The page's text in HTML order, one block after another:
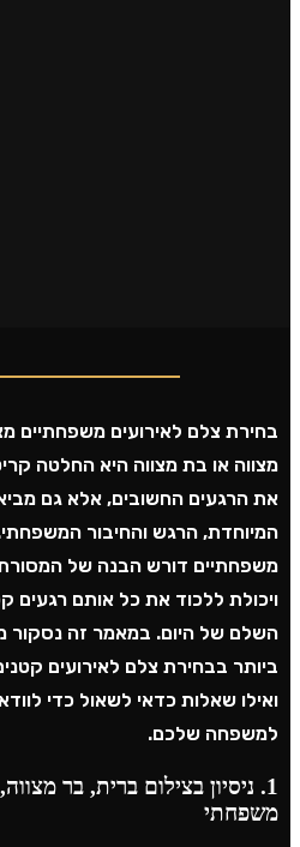
בחירת צלם לאירועים משפחתיים
מצווה או בת מצווה היא החלטה
את הרגעים החשובים, אלא גם מביא
המיוחדת, הרגש והחיבור
משפחתיים דורש הבנה של
ויכולת ללכוד את כל אותם רגעים
השלם של היום. במאמר זה נסקור
ביותר בבחירת צלם לאירועים
ואילו שאלות כדאי לשאול כדי
למשפחה שלכם.
1. ניסיון בצילום ברית, בר
משפחתי